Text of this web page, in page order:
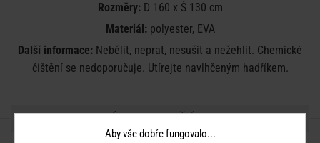
Rozměry:D 160 x Š 130 cm
Materiál:polyester, EVA
Další informace: Nebělit, neprat, nesušit a nežehlit. Chemické
čištění se nedoporučuje. Utírejte navlhčeným hadříkem.
SDÍLEJTE S PŘÁTELI
Aby vše dobře fungovalo...